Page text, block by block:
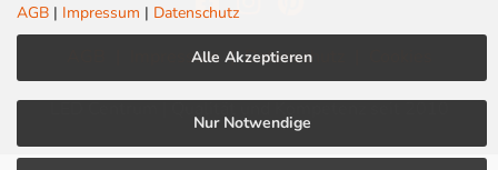
AGB | Impressum | Datenschutz
Alle Akzeptieren
Nur Notwendige
Impressum | Datenschutz